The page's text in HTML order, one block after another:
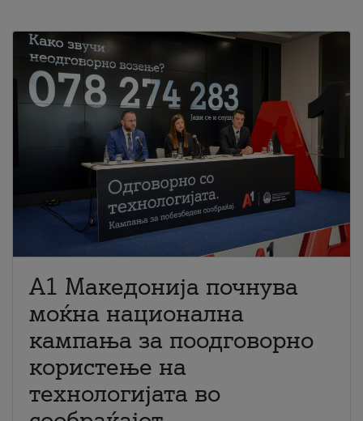
A1 Македонија почнува
моќна национална
кампања за поодговорно
користење на
технологијата во